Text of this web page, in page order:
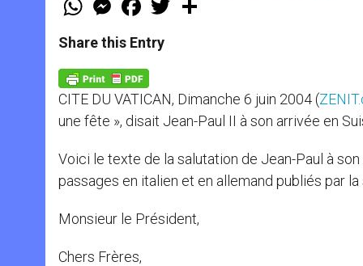
t
s
p
p
e
s
e
g
e
r
a
e
b
k
w
Share this Entry
CITE DU VATICAN, Dimanche 6 juin 2004 (
une fête », disait Jean-Paul II à son arrivée en
Voici le texte de la salutation de Jean-Paul à
passages en italien et en allemand publiés par
Monsieur le Président,
Chers Frères,